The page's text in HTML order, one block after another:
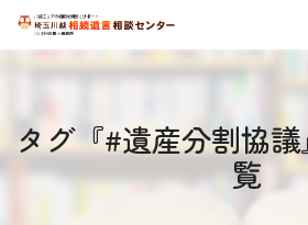
タグ『#遺産分割協
覧